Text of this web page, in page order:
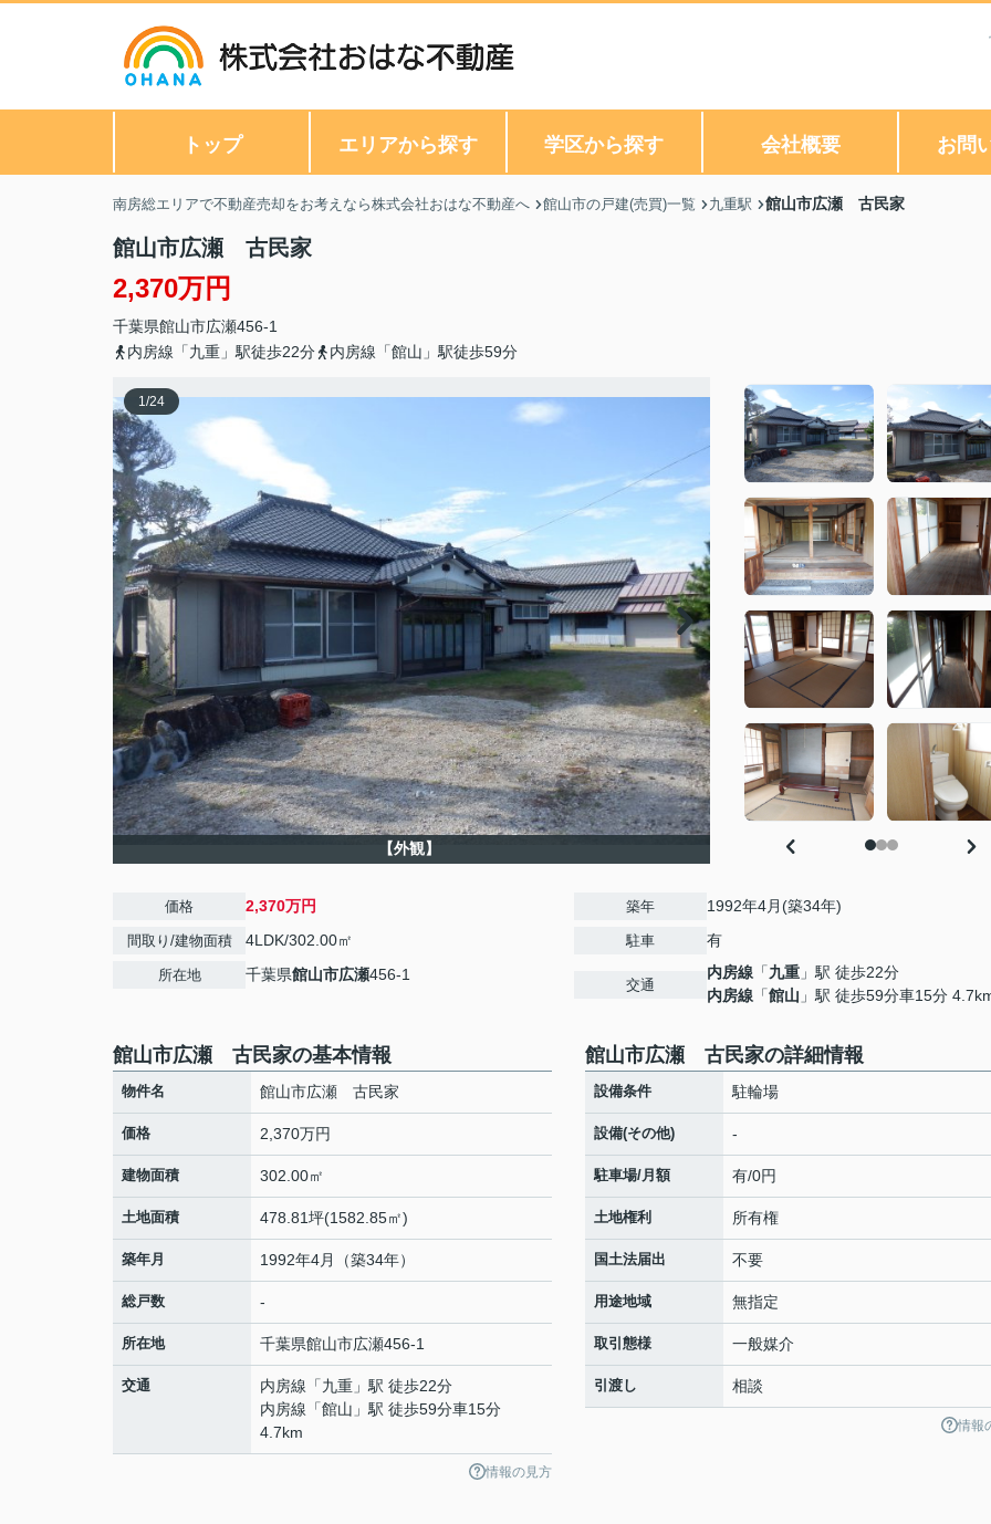
トップ エリアから探す 学区から探す 会社概要 お問
南房総エリアで不動産売却をお考えなら株式会社おはな不動産へ 館山市の戸建(売買)一覧 九重駅 館山市広瀬 古民家
館山市広瀬 古民家
2,370万円
千葉県館山市広瀬456-1
内房線「九重」駅徒歩22分
内房線「館山」駅徒歩59分
1/24
【外観】
価格 2,370万円
間取り/建物面積 4LDK/302.00㎡
所在地 千葉県館山市広瀬456-1
築年 1992年4月(築34年)
駐車 有
交通
内房線 「九重 」駅 徒歩22分
内房線 「館山 」駅 徒歩59分車15分
館山市広瀬 古民家の基本情報
物件名 館山市広瀬 古民家
価格 2,370万円
建物面積 302.00㎡
土地面積 478.81坪(1582.85㎡)
築年月 1992年4月（築34年）
総戸数 -
所在地 千葉県館山市広瀬456-1
交通 内房線 「九重 」駅 徒歩22分
内房線 「館山 」駅 徒歩59分車15分
4.7km
情報の見方
館山市広瀬 古民家の詳細情報
設備条件 駐輪場
設備(その他) -
駐車場/月額 有/0円
土地権利 所有権
国土法届出 不要
用途地域 無指定
取引態様 一般媒介
引渡し 相談
情報